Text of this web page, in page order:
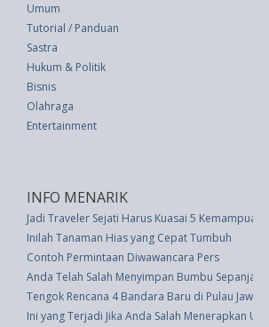
Umum
Tutorial / Panduan
Sastra
Hukum & Politik
Bisnis
Olahraga
Entertainment
INFO MENARIK
Jadi Traveler Sejati Harus Kuasai 5 Kemampuan Ini
Inilah Tanaman Hias yang Cepat Tumbuh
Contoh Permintaan Diwawancara Pers
Anda Telah Salah Menyimpan Bumbu Sepanjang
Tengok Rencana 4 Bandara Baru di Pulau Jawa
Ini yang Terjadi Jika Anda Salah Menerapkan